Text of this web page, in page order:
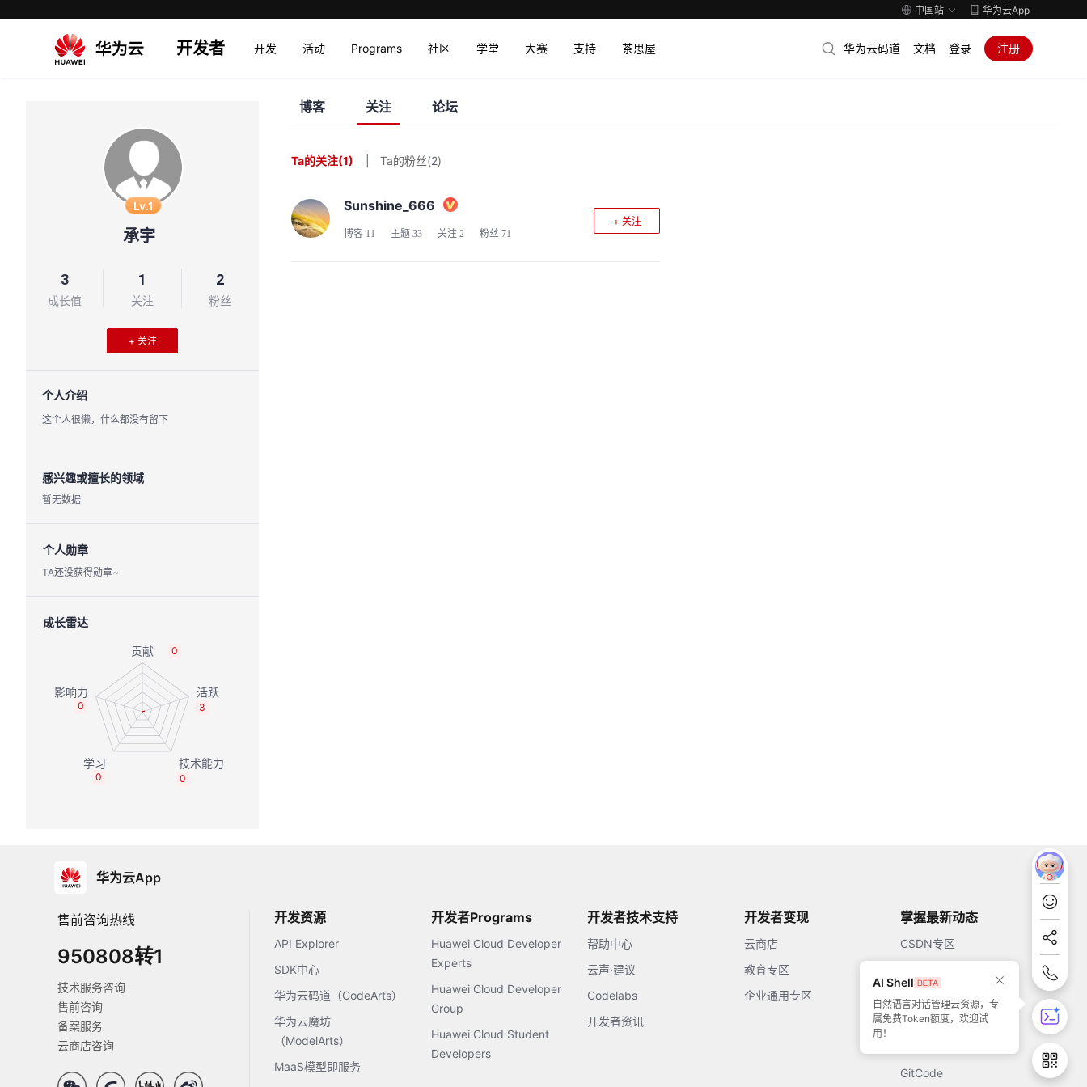
中国站 华为云App
开发者 开发 活动 Programs 社区 学堂 大赛 支持 茶思屋 华为云码道 文档 登录 注册
Lv.1
承宇
3
成长值
1
关注
2
粉丝
+ 关注
个人介绍
这个人很懒，什么都没有留下
感兴趣或擅长的领域
暂无数据
个人勋章
TA还没获得勋章~
成长雷达
0
3
0
0
0
博客 关注 论坛
Ta的关注(1) Ta的粉丝(2)
Sunshine_666
博客 11 主题 33 关注 2 粉丝 71
+ 关注
华为云App
售前咨询热线
950808转1
技术服务咨询
售前咨询
备案服务
云商店咨询
开发资源
API Explorer
SDK中心
华为云码道（CodeArts）
华为云魔坊
（ModelArts）
MaaS模型即服务
开发者Programs
Huawei Cloud Developer
Experts
Huawei Cloud Developer
Group
Huawei Cloud Student
Developers
开发者技术支持
帮助中心
云声·建议
Codelabs
开发者资讯
开发者变现
云商店
教育专区
企业通用专区
掌握最新动态
CSDN专区
51CTO
GitCode
AI Shell
自然语言对话管理云资源，专
属免费Token额度，欢迎试
用！